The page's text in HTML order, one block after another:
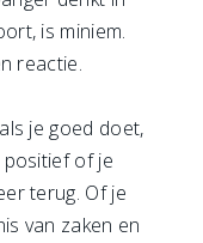
is miniem.
reactie.
je goed doet,
positief of je
terug. Of je
van zaken en